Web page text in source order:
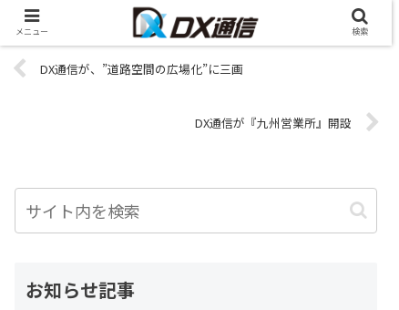
DX通信が、”道路空間の広場化”に三画
DX通信が『九州営業所』開設
お知らせ記事
メニュー 検索